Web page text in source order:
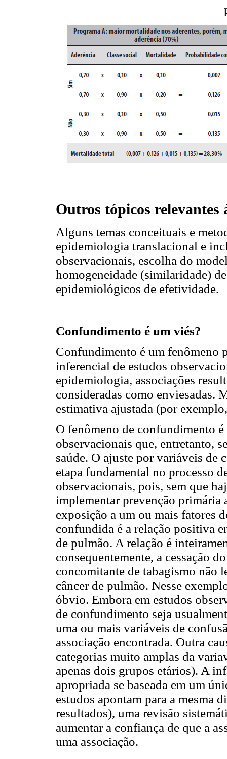
Outros tópicos
Alguns temas conceituais e
epidemiologia translacional e
observacionais, escolha do
homogeneidade (similaridade)
epidemiológicos de efetividade.
Confundimento é um viés?
Confundimento é um fenômeno
inferencial de estudos
epidemiologia, associações
consideradas como enviesadas.
estimativa ajustada (por
O fenômeno de confundimento
observacionais que, entretanto,
saúde. O ajuste por variáveis de
etapa fundamental no processo
observacionais, pois, sem que
implementar prevenção primária
exposição a um ou mais fatores
confundida é a relação positiva
de pulmão. A relação é
consequentemente, a cessação
concomitante de tabagismo não
câncer de pulmão. Nesse
óbvio. Embora em estudos
de confundimento seja
uma ou mais variáveis de
associação encontrada. Outra
categorias muito amplas da
apenas dois grupos etários). A
apropriada se baseada em um
estudos apontam para a mesma
resultados), uma revisão
aumentar a confiança de que a
uma associação.